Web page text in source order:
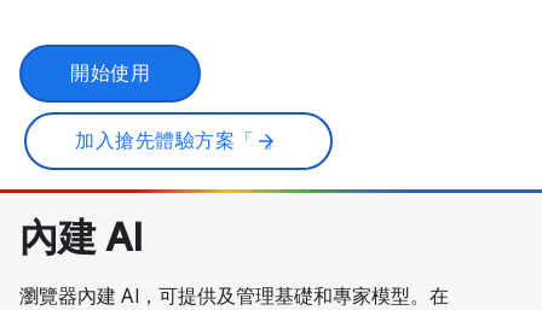
開始使用
加入搶先體驗方案「 arrow_forward
」
內建 AI
瀏覽器內建 AI，可提供及管理基礎和專家模型。在